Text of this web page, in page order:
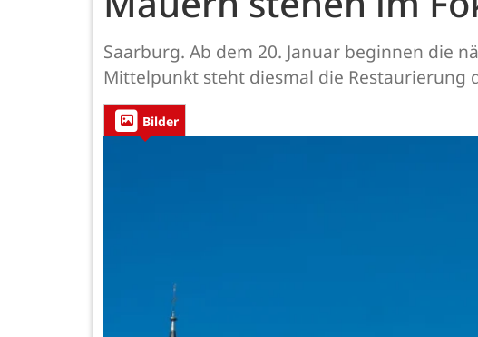
Saarburg. Ab dem 20. Januar beginnen die
Mittelpunkt steht diesmal die Restaurierung
Bilder